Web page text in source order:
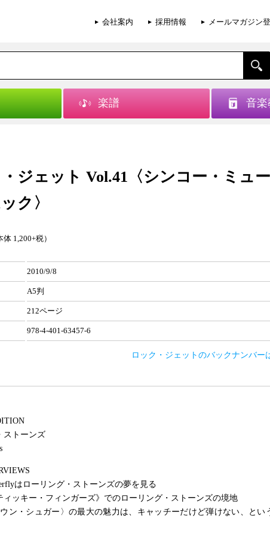
会社案内 採用情報 メールマガジン
楽譜 音楽
ジェット Vol.41〈シンコー・ミュ
ク〉
体 1,200+税）
2010/9/8
A5判
212ページ
978-4-401-63457-6
ロック・ジェットのバックナンバー
ストーンズ
はローリング・ストーンズの夢を見る
ィッキー・フィンガーズ》でのローリング・ストーンズの境地
ン・シュガー〉の最大の魅力は、キャッチーだけど弾けない、とい